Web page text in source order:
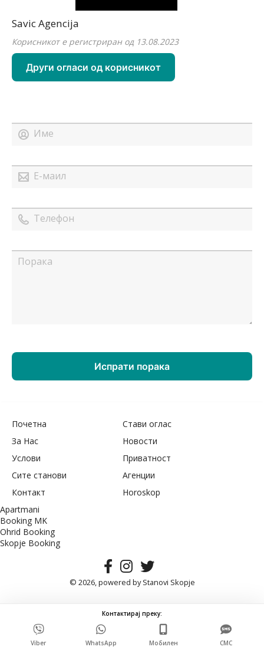
Savic Agencija
Корисникот е регистриран од 13.08.2023
Други огласи од корисникот
Контактирај преку:
Viber WhatsApp Мобилен СМС
Почетна
Стави оглас
За Нас
Новости
Услови
Приватност
Сите станови
Агенции
Контакт
Horoskop
Apartmani
Booking MK
Ohrid Booking
Skopje Booking
© 2026, powered byStanovi Skopje